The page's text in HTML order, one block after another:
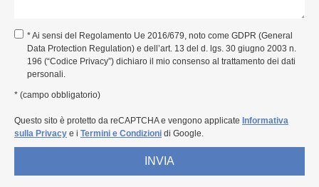
* Ai sensi del Regolamento Ue 2016/679, noto come GDPR (General
Data Protection Regulation) e dell’art. 13 del d. lgs. 30 giugno 2003 n.
196 (“Codice Privacy”) dichiaro il mio consenso al trattamento dei dati
personali.
* (campo obbligatorio)
Questo sito è protetto da reCAPTCHA e vengono applicate Informativa
sulla Privacy e i Termini e Condizioni di Google.
INVIA